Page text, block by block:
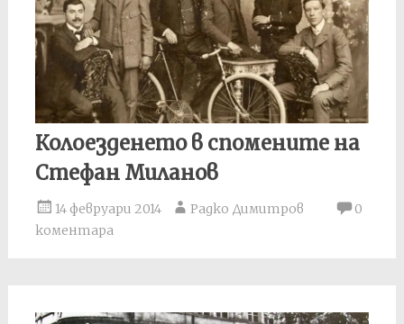
Колоезденето в спомените на
Стефан Миланов
14 февруари 2014 Радко Димитров
0
коментара